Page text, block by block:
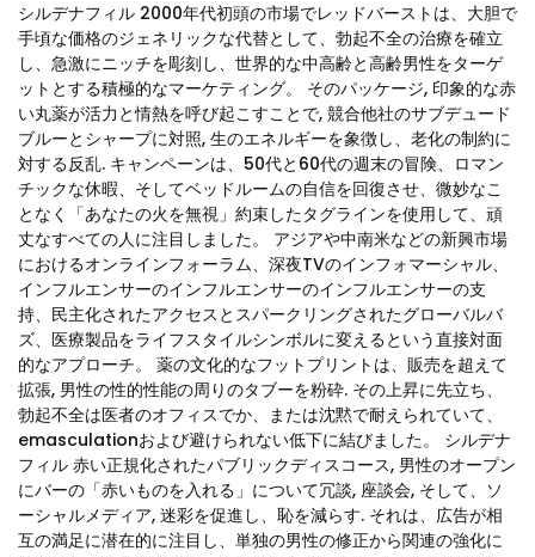
シルデナフィル 2000年代初頭の市場でレッドバーストは、大胆で
手頃な価格のジェネリックな代替として、勃起不全の治療を確立
し、急激にニッチを彫刻し、世界的な中高齢と高齢男性をターゲ
ットとする積極的なマーケティング。 そのパッケージ, 印象的な赤
い丸薬が活力と情熱を呼び起こすことで, 競合他社のサブデュード
ブルーとシャープに対照, 生のエネルギーを象徴し、老化の制約に
対する反乱. キャンペーンは、50代と60代の週末の冒険、ロマン
チックな休暇、そしてベッドルームの自信を回復させ、微妙なこ
となく「あなたの火を無視」約束したタグラインを使用して、頑
丈なすべての人に注目しました。 アジアや中南米などの新興市場
におけるオンラインフォーラム、深夜TVのインフォマーシャル、
インフルエンサーのインフルエンサーのインフルエンサーの支
持、民主化されたアクセスとスパークリングされたグローバルバ
ズ、医療製品をライフスタイルシンボルに変えるという直接対面
的なアプローチ。 薬の文化的なフットプリントは、販売を超えて
拡張, 男性の性的性能の周りのタブーを粉砕. その上昇に先立ち、
勃起不全は医者のオフィスでか、または沈黙で耐えられていて、
emasculationおよび避けられない低下に結びました。 シルデナ
フィル 赤い正規化されたパブリックディスコース, 男性のオープン
にバーの「赤いものを入れる」について冗談, 座談会, そして、ソ
ーシャルメディア, 迷彩を促進し、恥を減らす. それは、広告が相
互の満足に潜在的に注目し、単独の男性の修正から関連の強化に